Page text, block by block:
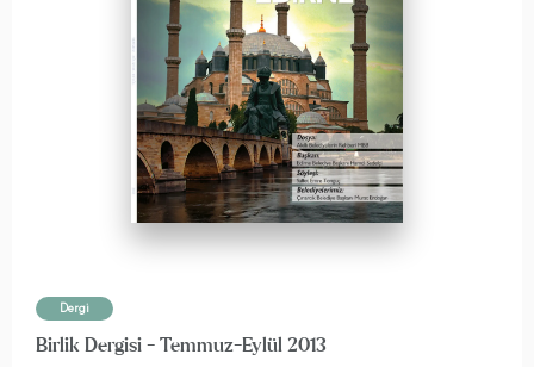
Dergi
Birlik Dergisi - Temmuz-Eylül 2013